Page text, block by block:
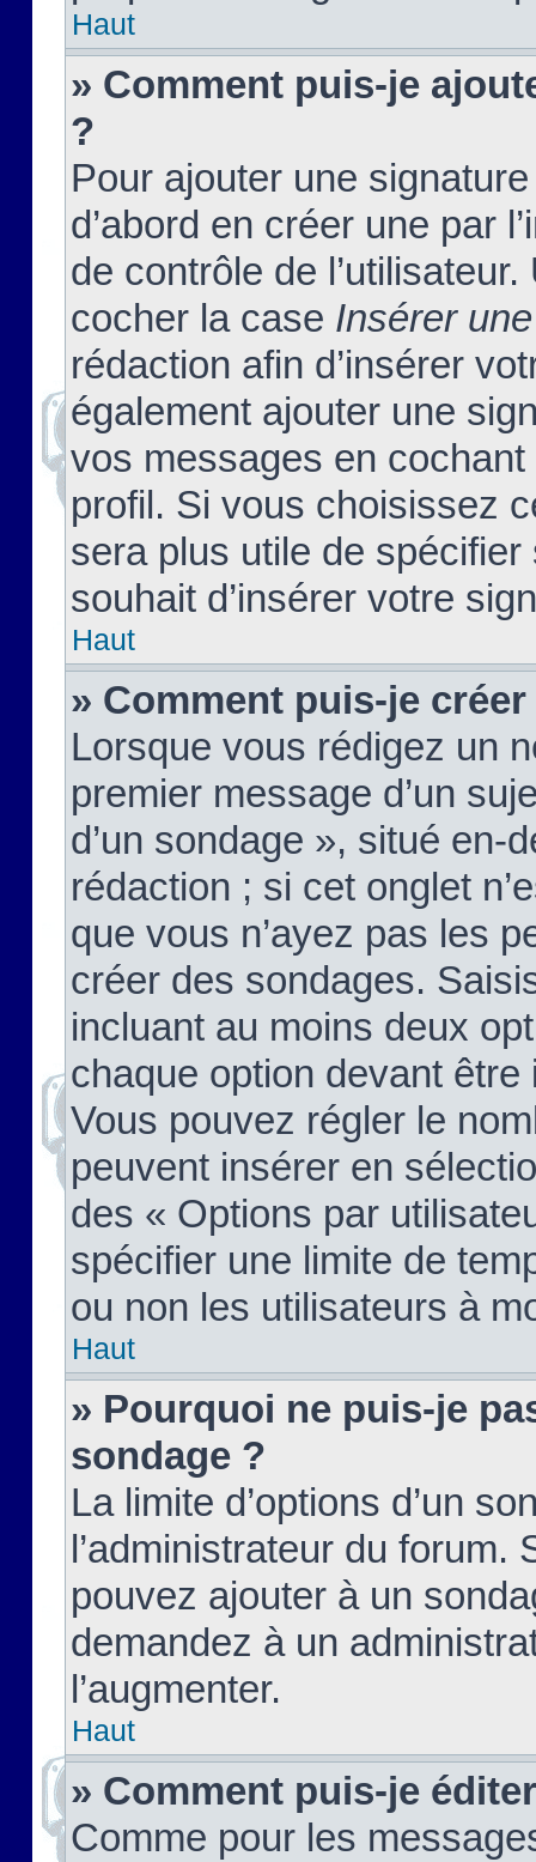
Haut
» Comment puis-je
?
Pour ajouter une
d’abord en créer une par
de contrôle de
cocher la case Insérer
rédaction afin d’insérer
également ajouter une
vos messages en
profil. Si vous choisissez
sera plus utile de
souhait d’insérer votre
Haut
» Comment puis-je
Lorsque vous rédigez un
premier message d’un
d’un sondage », situé en-
rédaction ; si cet onglet
que vous n’ayez pas les
créer des sondages.
incluant au moins deux
chaque option devant
Vous pouvez régler le
peuvent insérer en
des « Options par
spécifier une limite de
ou non les utilisateurs à
Haut
» Pourquoi ne puis-je
sondage ?
La limite d’options d’un
l’administrateur du forum.
pouvez ajouter à un
demandez à un
l’augmenter.
Haut
» Comment puis-je
Comme pour les